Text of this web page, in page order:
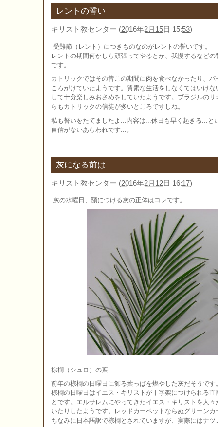
レントの誓い
キリスト教センター (2016年2月15日 15:53)
受難節（レント）につきものなのがレントの誓いです。
レントの期間何かしら頑張ってやるとか、我慢するなど
です。
カトリックではその昔この期間に肉を食べなかったり、
ころがけていたようです。質素な生活をしなくてはいけ
して十分楽しみおさめをしていたようです。ブラジルの
らもカトリックの信徒が多いところですしね。
私も誓いをたてましたよ...内容は...休日も早く起きる...と
自信がないあらわれです...。
灰になる前は...
キリスト教センター (2016年2月12日 16:17)
灰の水曜日、額につける灰の正体はコレです。
棕櫚（シュロ）の葉
前年の棕櫚の日曜日に飾る葉っぱを燃やした灰だそうです
棕櫚の日曜日はイエス・キリストが十字架につけられる
とです。エルサレムにやってきたイエス・キリストを人
いたりしたようです。レッドカーペットならぬグリーンカ
ちなみに日本語訳で棕櫚とされていますが、実際にはナ